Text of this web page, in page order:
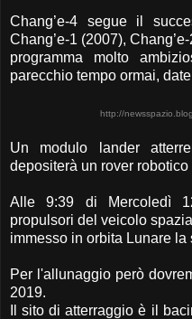
Chang’e-4 segue il
Chang’e-1 (2007),
programma molto
parecchio tempo ormai,
http://
Un modulo lander
depositerà un rover
Alle 9:39 di Mercoledì
propulsori del veicolo
immesso in orbita Lunare la
Per l'allunaggio però
2019.
Il sito di atterraggio è il